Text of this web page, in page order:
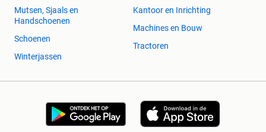
Mutsen, Sjaals en
Handschoenen
Schoenen
Winterjassen
Kantoor en Inrichting
Machines en Bouw
Tractoren